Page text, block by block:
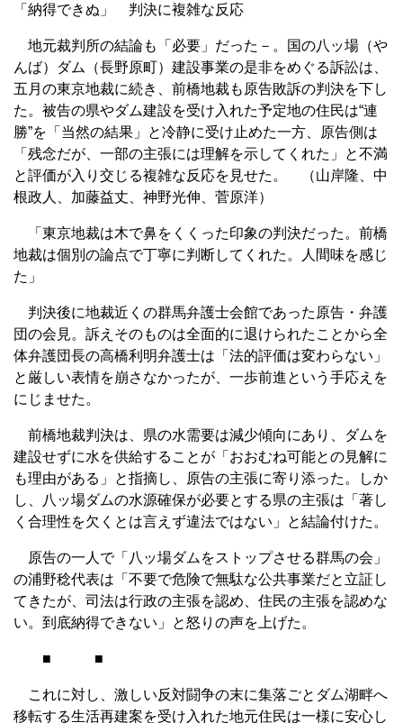
「納得できぬ」 判決に複雑な反応
地元裁判所の結論も「必要」だった－。国の八ッ場（や
んば）ダム（長野原町）建設事業の是非をめぐる訴訟は、
五月の東京地裁に続き、前橋地裁も原告敗訴の判決を下し
た。被告の県やダム建設を受け入れた予定地の住民は“連
勝”を「当然の結果」と冷静に受け止めた一方、原告側は
「残念だが、一部の主張には理解を示してくれた」と不満
と評価が入り交じる複雑な反応を見せた。 （山岸隆、中
根政人、加藤益丈、神野光伸、菅原洋）
「東京地裁は木で鼻をくくった印象の判決だった。前橋
地裁は個別の論点で丁寧に判断してくれた。人間味を感じ
た」
判決後に地裁近くの群馬弁護士会館であった原告・弁護
団の会見。訴えそのものは全面的に退けられたことから全
体弁護団長の高橋利明弁護士は「法的評価は変わらない」
と厳しい表情を崩さなかったが、一歩前進という手応えを
にじませた。
前橋地裁判決は、県の水需要は減少傾向にあり、ダムを
建設せずに水を供給することが「おおむね可能との見解に
も理由がある」と指摘し、原告の主張に寄り添った。しか
し、八ッ場ダムの水源確保が必要とする県の主張は「著し
く合理性を欠くとは言えず違法ではない」と結論付けた。
原告の一人で「八ッ場ダムをストップさせる群馬の会」
の浦野稔代表は「不要で危険で無駄な公共事業だと立証し
てきたが、司法は行政の主張を認め、住民の主張を認めな
い。到底納得できない」と怒りの声を上げた。
■ ■
これに対し、激しい反対闘争の末に集落ごとダム湖畔へ
移転する生活再建案を受け入れた地元住民は一様に安心し